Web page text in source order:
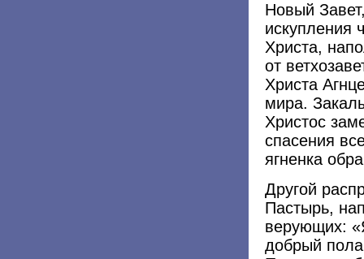
Новый
искупления
Христа,
от
Христа
мира.
Христос
спасения
ягненка
Другой
Пастырь,
верующих:
добрый